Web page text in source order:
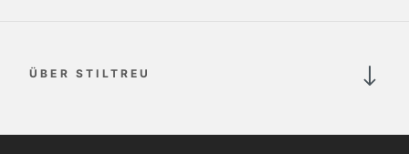
ÜBER STILTREU